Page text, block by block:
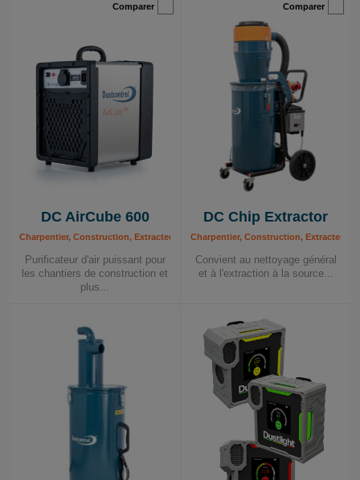
Comparer
DC AirCube 600
Charpentier, Construction, Extracteurs de poussière mobiles, Industrie,
Purificateur d'air puissant pour
les chantiers de construction et
plus...
Comparer
DC Chip Extractor
Charpentier, Construction, Extracteurs
Convient au nettoyage général
et à l'extraction à la source...